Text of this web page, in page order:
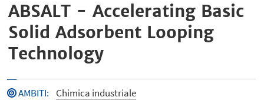
ABSALT - Accelerating Basic
Solid Adsorbent Looping
Technology
AMBITI: Chimica industriale